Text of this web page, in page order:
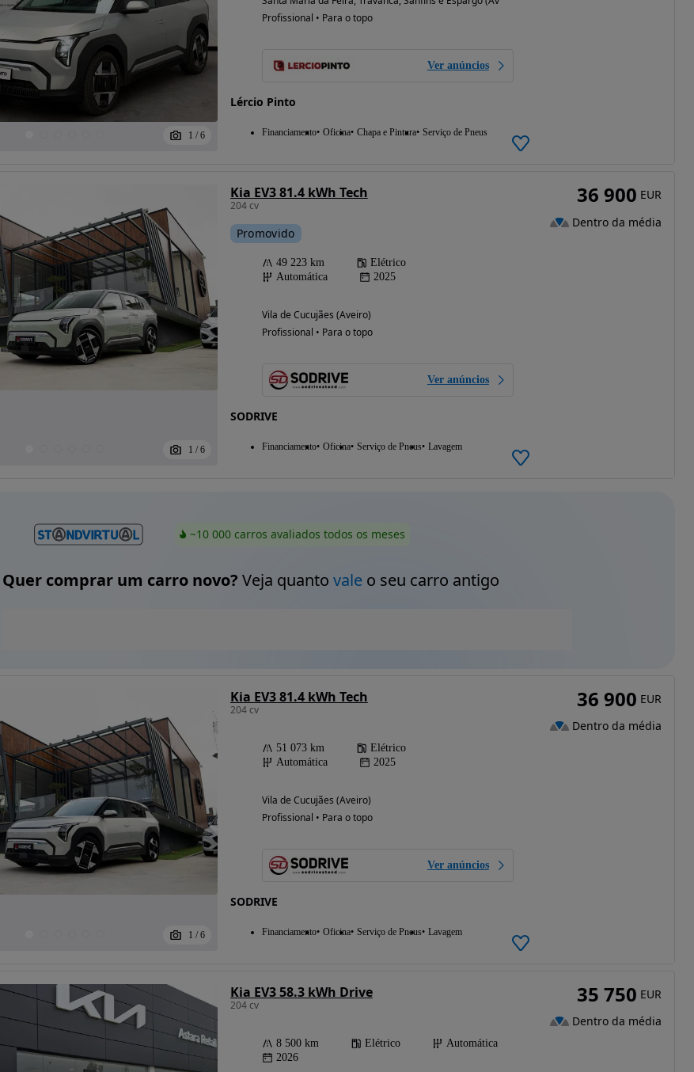
1 / 6
Profissional • Para o topo
Ver anúncios
Lércio Pinto
Financiamento Oficina Chapa e Pintura Serviço de Pneus
1 / 6
Kia EV3 81.4 kWh Tech
204 cv
Promovido
49 223 km
Elétrico
Automática
2025
Vila de Cucujães (Aveiro)
Profissional • Para o topo
Ver anúncios
SODRIVE
Financiamento Oficina Serviço de Pneus Lavagem
36 900 EUR
Dentro da média
~10 000 carros avaliados todos os meses
Quer comprar um carro novo? Veja quanto valeo seu carro antigo
1 / 6
Kia EV3 81.4 kWh Tech
204 cv
51 073 km
Elétrico
Automática
2025
Vila de Cucujães (Aveiro)
Profissional • Para o topo
Ver anúncios
SODRIVE
Financiamento Oficina Serviço de Pneus Lavagem
36 900 EUR
Dentro da média
Kia EV3 58.3 kWh Drive
204 cv
8 500 km Elétrico
Automática
2026
35 750 EUR
Dentro da média